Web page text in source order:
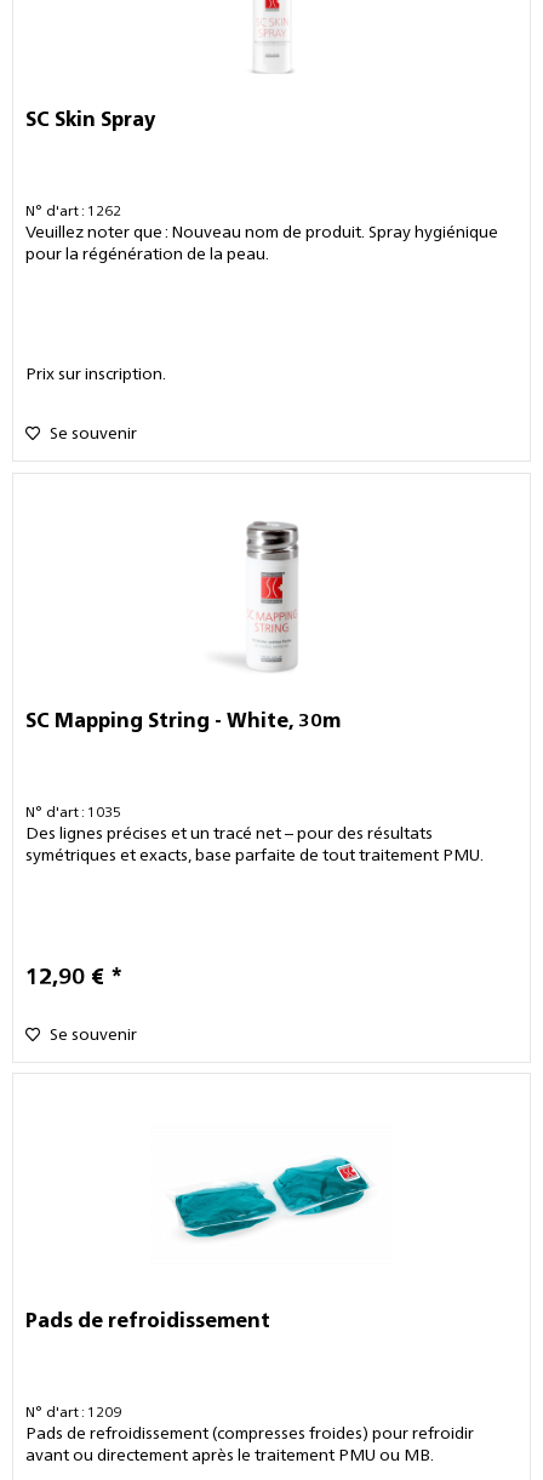
SC Skin Spray
N° d'art : 1262
Veuillez noter que : Nouveau nom de produit. Spray hygiénique
pour la régénération de la peau.
Prix sur inscription.
Se souvenir
SC Mapping String - White, 30m
N° d'art : 1035
Des lignes précises et un tracé net – pour des résultats
symétriques et exacts, base parfaite de tout traitement PMU.
12,90 € *
Se souvenir
Pads de refroidissement
N° d'art : 1209
Pads de refroidissement (compresses froides) pour refroidir
avant ou directement après le traitement PMU ou MB.